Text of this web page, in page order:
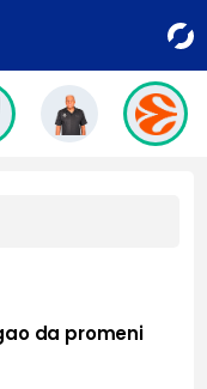
da promeni